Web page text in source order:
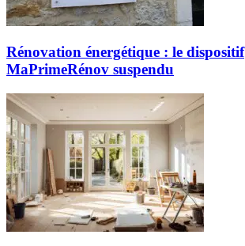
Rénovation énergétique : le dispositif
MaPrimeRénov suspendu